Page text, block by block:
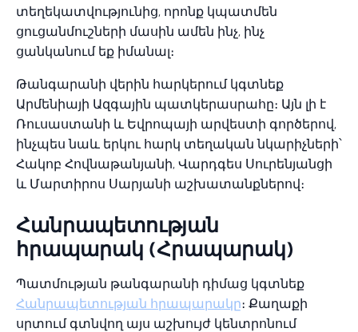
տեղեկատվությունից, որոնք կպատմեն
ցուցանմուշների մասին ամեն ինչ, ինչ
ցանկանում եք իմանալ։
Թանգարանի վերին հարկերում կգտնեք
Արմենիայի Ազգային պատկերասրահը։ Այն լի է
Ռուսաստանի և Եվրոպայի արվեստի գործերով,
ինչպես նաև երկու հարկ տեղական նկարիչների՝
Հակոբ Հովնաթանյանի, Վարդգես Սուրենյանցի
և Մարտիրոս Սարյանի աշխատանքներով։
Հանրապետության
հրապարակ (Հրապարակ)
Պատմության թանգարանի դիմաց կգտնեք
Հանրապետության հրապարակը։ Քաղաքի
սրտում գտնվող այս աշխույժ կենտրոնում